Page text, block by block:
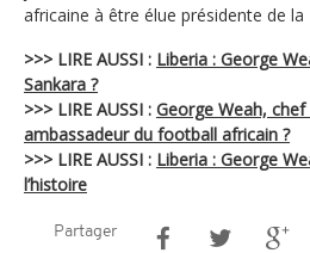
africaine à être élue présidente de la
>>> LIRE AUSSI : Liberia : George
Sankara ?
>>> LIRE AUSSI : George Weah, chef
ambassadeur du football africain ?
>>> LIRE AUSSI : Liberia : George
l’histoire
Partager